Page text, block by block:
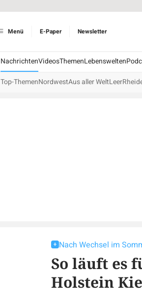
Menü E-Paper Newsletter
NachrichtenVideosThemenLebenswelten
Top-ThemenNordwestAus aller WeltLeer
Nach Wechsel im
So läuft es
Holstein